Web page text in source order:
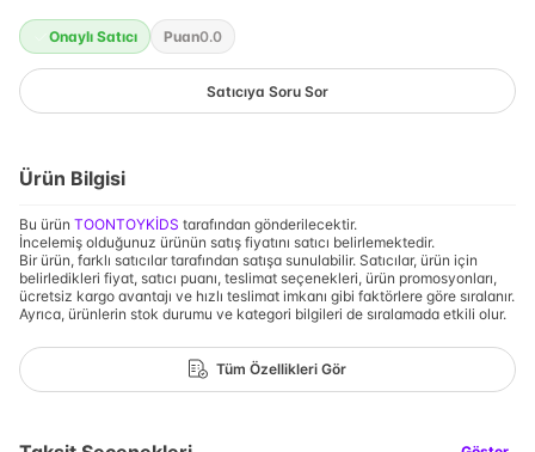
Onaylı Satıcı Puan0.0
Satıcıya Soru Sor
Ürün Bilgisi
Bu ürün TOONTOYKİDS tarafından gönderilecektir.
İncelemiş olduğunuz ürünün satış fiyatını satıcı belirlemektedir.
Bir ürün, farklı satıcılar tarafından satışa sunulabilir. Satıcılar, ürün için
belirledikleri fiyat, satıcı puanı, teslimat seçenekleri, ürün promosyonları,
ücretsiz kargo avantajı ve hızlı teslimat imkanı gibi faktörlere göre sıralanır.
Ayrıca, ürünlerin stok durumu ve kategori bilgileri de sıralamada etkili olur.
Tüm Özellikleri Gör